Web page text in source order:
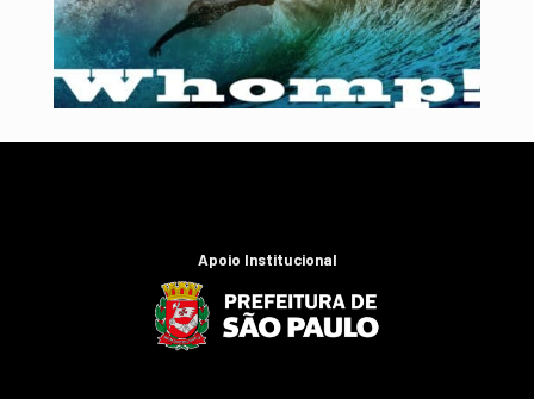
Apoio Institucional